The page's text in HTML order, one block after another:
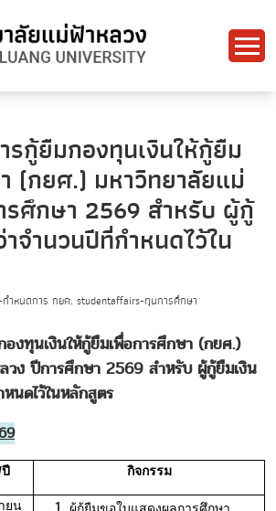
รกู้ยืมกองทุนเงินให้กู้ยืม
(กยศ.) มหาวิทยาลัยแม่
รศึกษา 2569 สำหรับ ผู้กู้
จำนวนปีที่กำหนดไว้ใน
ำหนดการ กยศ. studentaffairs-ทุนการศึกษา
งทุนเงินให้กู้ยืมเพื่อการศึกษา (กยศ.)
วง ปีการศึกษา 2569 สำหรับ ผู้กู้ยืมเงิน
นดไว้ในหลักสูตร
กิจกรรม
ยน
ผู้กู้ยืมขอใบแสดงผลการศึกษา